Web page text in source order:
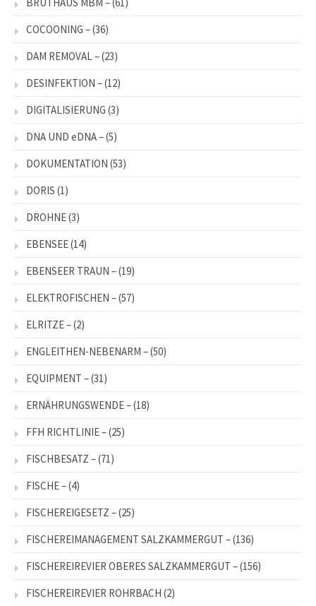
COCOONING –(36)
DAM REMOVAL –(23)
DESINFEKTION –(12)
DIGITALISIERUNG (3)
DNA UND eDNA –(5)
DOKUMENTATION (53)
DORIS (1)
DROHNE(3)
EBENSEE(14)
EBENSEER TRAUN –(19)
ELEKTROFISCHEN –(57)
ELRITZE –(2)
ENGLEITHEN-NEBENARM –(50)
EQUIPMENT –(31)
ERNÄHRUNGSWENDE –(18)
FFH RICHTLINIE –(25)
FISCHBESATZ –(71)
FISCHE –(4)
FISCHEREIGESETZ –(25)
FISCHEREIMANAGEMENT SALZKAMMERGUT –(136)
FISCHEREIREVIER OBERES SALZKAMMERGUT –(156)
FISCHEREIREVIER ROHRBACH (2)